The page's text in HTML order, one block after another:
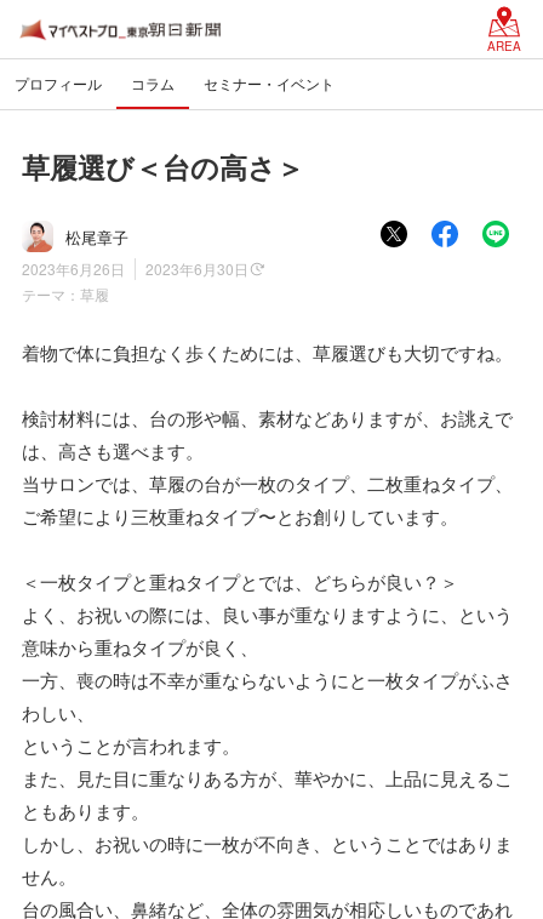
AREA
プロフィール コラム セミナー・イベント
草履選び＜台の高さ＞
松尾章子
2023年6月26日
2023年6月30日
テーマ： 草履
着物で体に負担なく歩くためには、草履選びも大切ですね。
検討材料には、台の形や幅、素材などありますが、お誂えで
は、高さも選べます。
当サロンでは、草履の台が一枚のタイプ、二枚重ねタイプ、
ご希望により三枚重ねタイプ〜とお創りしています。
＜一枚タイプと重ねタイプとでは、どちらが良い？＞
よく、お祝いの際には、良い事が重なりますように、という
意味から重ねタイプが良く、
一方、喪の時は不幸が重ならないようにと一枚タイプがふさ
わしい、
ということが言われます。
また、見た目に重なりある方が、華やかに、上品に見えるこ
ともあります。
しかし、お祝いの時に一枚が不向き、ということではありま
せん。
台の風合い、鼻緒など、全体の雰囲気が相応しいものであれ